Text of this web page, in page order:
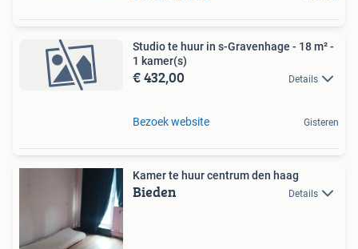
Studio te huur in s-Gravenhage - 18 m² -
1 kamer(s)
€ 432,00 Details
Bezoek website Gisteren
Kamer te huur centrum den haag
Bieden Details